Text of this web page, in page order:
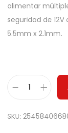
alimentar
seguridad de
5.5mm x 2.1mm.
b
SKU: